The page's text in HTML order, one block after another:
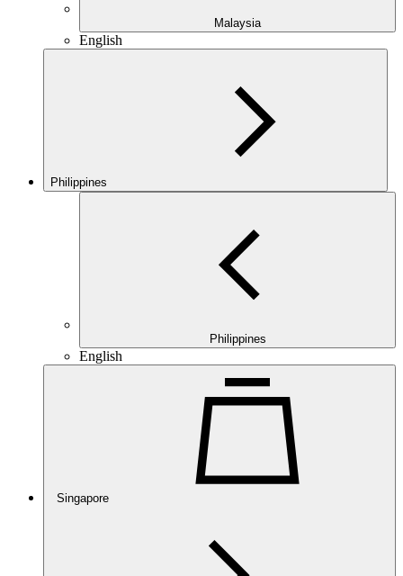
Malaysia
English
Philippines
Philippines
English
Singapore